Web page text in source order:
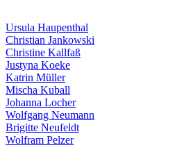
Harald Schwiers
Ursula Haupenthal
Christian Jankowski
Christine Kallfaß
Justyna Koeke
Katrin Müller
Mischa Kuball
Johanna Locher
Wolfgang Neumann
Brigitte Neufeldt
Wolfram Pelzer